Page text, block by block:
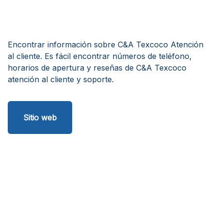
Encontrar información sobre C&A Texcoco Atención
al cliente. Es fácil encontrar números de teléfono,
horarios de apertura y reseñas de C&A Texcoco
atención al cliente y soporte.
Sitio web